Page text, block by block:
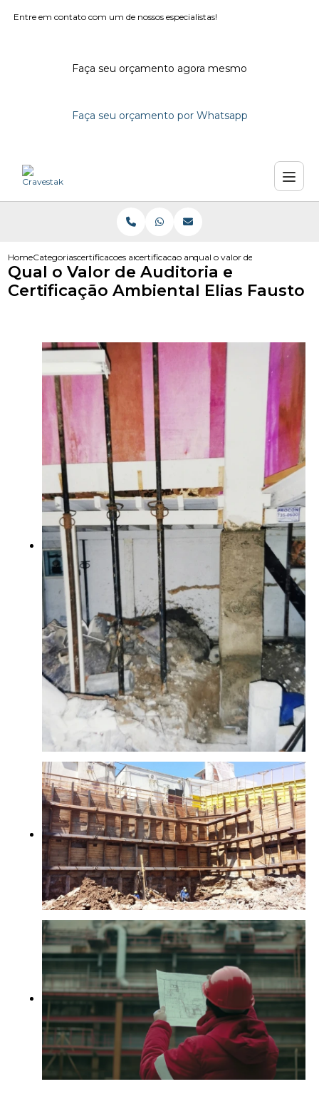
Entre em contato com um de nossos especialistas!
Faça seu orçamento agora mesmo
Faça seu orçamento por Whatsapp
HomeCategoriascertificacoes ambientaiscertificacao ambiental e consultoria
qual o valor de auditoria e
Qual o Valor de Auditoria e
Certificação Ambiental Elias Fausto